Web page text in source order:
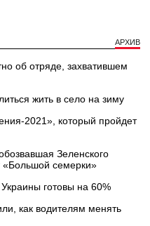
АРХИВ
об отряде, захватившем
жить в село на зиму
2021», который пройдет
Зеленского
семерки»
готовы на 60%
как водителям менять